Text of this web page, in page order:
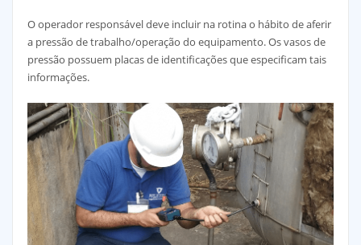
O operador responsável deve incluir na rotina o hábito de aferir
a pressão de trabalho/operação do equipamento. Os vasos de
pressão possuem placas de identificações que especificam tais
informações.